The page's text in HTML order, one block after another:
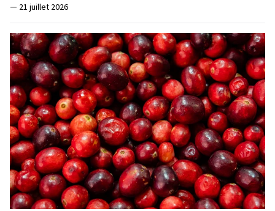
— 21 juillet 2026